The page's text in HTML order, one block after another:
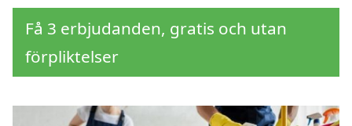
Få 3 erbjudanden, gratis och utan
förpliktelser